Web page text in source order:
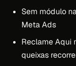
Sem módulo
Meta Ads
Reclame Aqui
queixas